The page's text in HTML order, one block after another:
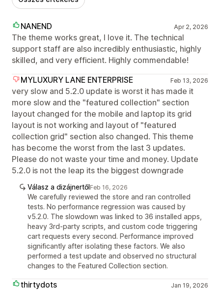
NANEND Apr 2, 2026
The theme works great, I love it. The technical
support staff are also incredibly enthusiastic, highly
skilled, and very efficient. Highly commendable!
MYLUXURY LANE ENTERPRISE
Feb 13, 2026
very slow and 5.2.0 update is worst it has made it
more slow and the "featured collection" section
layout changed for the mobile and laptop its grid
layout is not working and layout of "featured
collection grid" section also changed. This theme
has become the worst from the last 3 updates.
Please do not waste your time and money. Update
5.2.0 is not the leap its the biggest downgrade
Válasz a dizájnertőlFeb 16, 2026
We carefully reviewed the store and ran controlled
tests. No performance regression was caused by
v5.2.0. The slowdown was linked to 36 installed apps,
heavy 3rd-party scripts, and custom code triggering
cart requests every second. Performance improved
significantly after isolating these factors. We also
performed a test update and observed no structural
changes to the Featured Collection section.
thirtydots Jan 19, 2026